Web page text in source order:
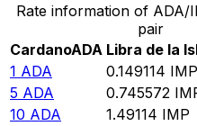
Rate information of ADA/
pair
CardanoADA Libra de la
1 ADA 0.149114 IMP
5 ADA 0.745572
10 ADA 1.49114 IMP